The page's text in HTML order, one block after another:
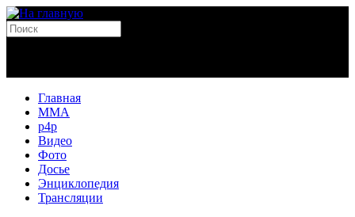
Главная
MMA
p4p
Видео
Фото
Досье
Энциклопедия
Трансляции